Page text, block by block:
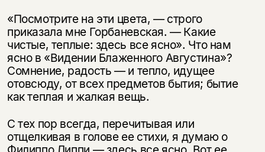
«Посмотрите на эти цвета, — строго
приказала мне Горбаневская. — Какие
чистые, теплые: здесь все ясно». Что нам
ясно в «Видении Блаженного Ав­густина»?
Сомнение, радость — и тепло, идущее
отовсюду, от всех предметов бытия; бытие
как теплая и жалкая вещь.
С тех пор всегда, перечитывая или
отщелкивая в голове ее стихи, я ду­маю о